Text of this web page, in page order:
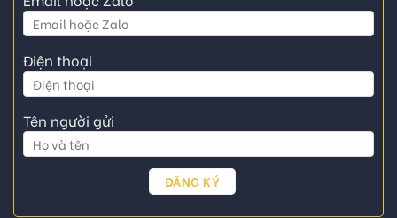
Điện thoại
Tên người gửi